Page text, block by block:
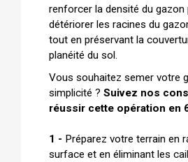
renforcer la densité du gazon
détériorer les racines du
tout en préservant la
planéité du sol.
Vous souhaitez semer votre
simplicité ? Suivez nos
réussir cette opération en
1 - Préparez votre terrain en
surface et en éliminant les